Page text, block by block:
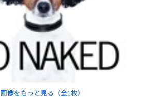
画像をもっと見る（全1 枚）